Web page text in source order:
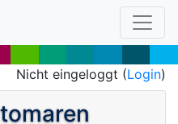
Nicht eingeloggt (Login)